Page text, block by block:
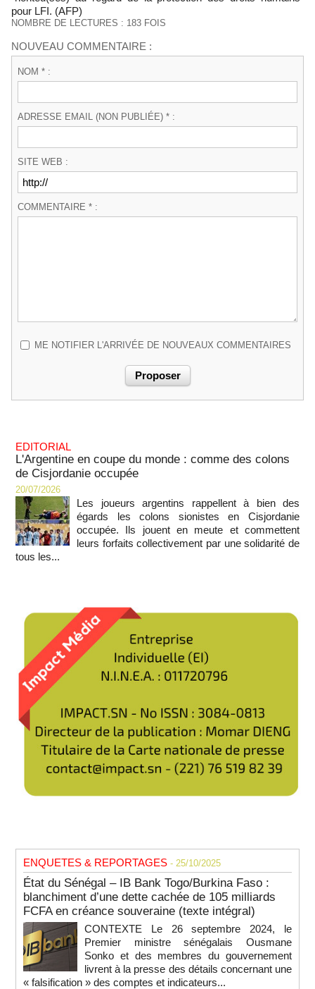
pour LFI. (AFP)
NOMBRE DE LECTURES : 183 FOIS
NOUVEAU COMMENTAIRE :
NOM * :
ADRESSE EMAIL (NON PUBLIÉE) * :
SITE WEB :
COMMENTAIRE * :
ME NOTIFIER L'ARRIVÉE DE NOUVEAUX COMMENTAIRES
EDITORIAL
L'Argentine en coupe du monde : comme des colons
de Cisjordanie occupée
20/07/2026
Les joueurs argentins rappellent à bien des
égards les colons sionistes en Cisjordanie
occupée. Ils jouent en meute et commettent
leurs forfaits collectivement par une solidarité de
tous les...
ENQUETES & REPORTAGES - 25/10/2025
État du Sénégal – IB Bank Togo/Burkina Faso :
blanchiment d’une dette cachée de 105 milliards
FCFA en créance souveraine (texte intégral)
CONTEXTE Le 26 septembre 2024, le
Premier ministre sénégalais Ousmane
Sonko et des membres du gouvernement
livrent à la presse des détails concernant une
« falsification » des comptes et indicateurs...